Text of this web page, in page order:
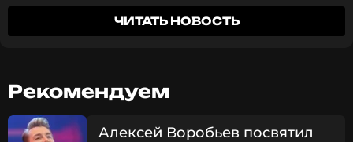
образ: светло-бежевую куртку с бахромой,
прямые джинсы и ботинки челси в тон куртке.
выбрала общий аксессуар — очки. У 38-летней
артистки они были с прозрачными стеклами, а у
38-летнего певца — солнцезащитные.
ЧИТАТЬ НОВОСТЬ
Рекомендуем
Алексей Воробьев посвятил